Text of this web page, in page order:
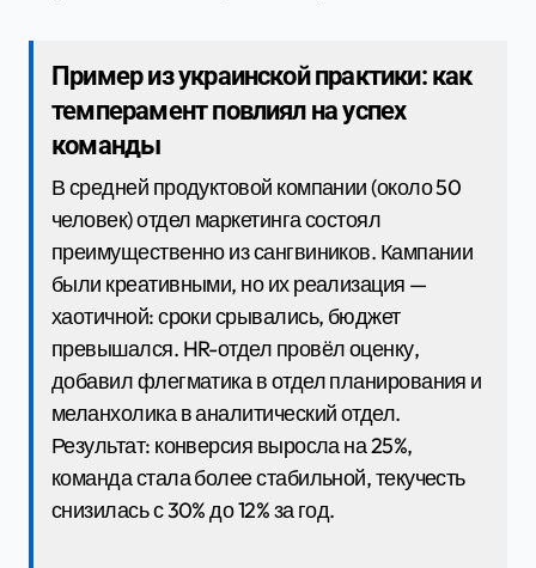
Пример из украинской практики: как
темперамент повлиял на успех
команды
В средней продуктовой компании (около 50
человек) отдел маркетинга состоял
преимущественно из сангвиников. Кампании
были креативными, но их реализация —
хаотичной: сроки срывались, бюджет
превышался. HR-отдел провёл оценку,
добавил флегматика в отдел планирования и
меланхолика в аналитический отдел.
Результат: конверсия выросла на 25%,
команда стала более стабильной, текучесть
снизилась с 30% до 12% за год.